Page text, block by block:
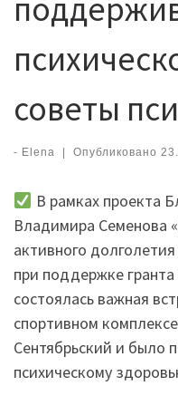
советы
- Elena | Опубликовано
В рамках проекта
Владимира Семенова
активного
при поддержке
состоялась важная
спортивном
Сентябрьский и было
психическому